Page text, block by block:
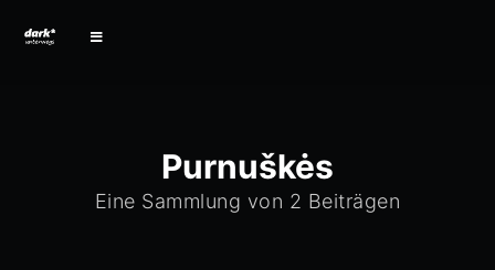
Purnuškės
Eine Sammlung von 2 Beiträgen